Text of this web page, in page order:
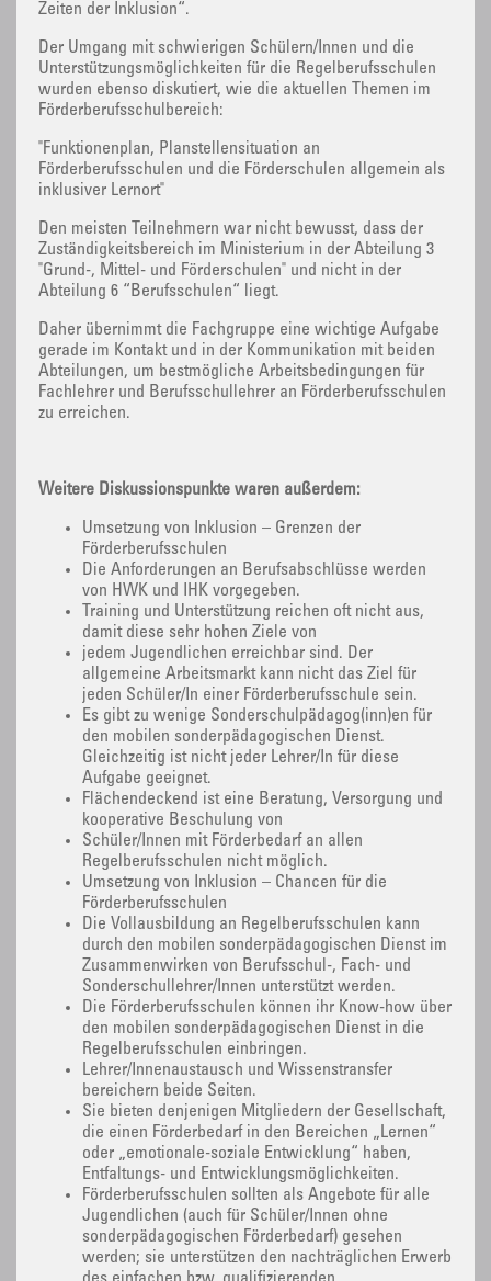
Zeiten der Inklusion“.
Der Umgang mit schwierigen Schülern/Innen und die
Unterstützungsmöglichkeiten für die Regelberufsschulen
wurden ebenso diskutiert, wie die aktuellen Themen im
Förderberufsschulbereich:
"Funktionenplan, Planstellensituation an
Förderberufsschulen und die Förderschulen allgemein als
inklusiver Lernort"
Den meisten Teilnehmern war nicht bewusst, dass der
Zuständigkeitsbereich im Ministerium in der Abteilung 3
"Grund-, Mittel- und Förderschulen" und nicht in der
Abteilung 6 “Berufsschulen“ liegt.
Daher übernimmt die Fachgruppe eine wichtige Aufgabe
gerade im Kontakt und in der Kommunikation mit beiden
Abteilungen, um bestmögliche Arbeitsbedingungen für
Fachlehrer und Berufsschullehrer an Förderberufsschulen
zu erreichen.
Weitere Diskussionspunkte waren außerdem:
Umsetzung von Inklusion – Grenzen der
Förderberufsschulen
Die Anforderungen an Berufsabschlüsse werden
von HWK und IHK vorgegeben.
Training und Unterstützung reichen oft nicht aus,
damit diese sehr hohen Ziele von
jedem Jugendlichen erreichbar sind. Der
allgemeine Arbeitsmarkt kann nicht das Ziel für
jeden Schüler/In einer Förderberufsschule sein.
Es gibt zu wenige Sonderschulpädagog(inn)en für
den mobilen sonderpädagogischen Dienst.
Gleichzeitig ist nicht jeder Lehrer/In für diese
Aufgabe geeignet.
Flächendeckend ist eine Beratung, Versorgung und
kooperative Beschulung von
Schüler/Innen mit Förderbedarf an allen
Regelberufsschulen nicht möglich.
Umsetzung von Inklusion – Chancen für die
Förderberufsschulen
Die Vollausbildung an Regelberufsschulen kann
durch den mobilen sonderpädagogischen Dienst im
Zusammenwirken von Berufsschul-, Fach- und
Sonderschullehrer/Innen unterstützt werden.
Die Förderberufsschulen können ihr Know-how über
den mobilen sonderpädagogischen Dienst in die
Regelberufsschulen einbringen.
Lehrer/Innenaustausch und Wissenstransfer
bereichern beide Seiten.
Sie bieten denjenigen Mitgliedern der Gesellschaft,
die einen Förderbedarf in den Bereichen „Lernen“
oder „emotionale-soziale Entwicklung“ haben,
Entfaltungs- und Entwicklungsmöglichkeiten.
Förderberufsschulen sollten als Angebote für alle
Jugendlichen (auch für Schüler/Innen ohne
sonderpädagogischen Förderbedarf) gesehen
werden; sie unterstützen den nachträglichen Erwerb